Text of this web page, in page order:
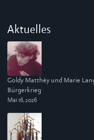
Aktuelles
Goldy Matthèy und Marie
Bürgerkrieg
Mai 16, 2026